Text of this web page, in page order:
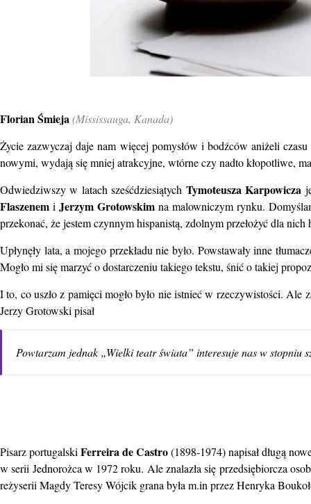
Florian Śmieja(Mississauga, Kanada)
Życie zazwyczaj daje nam więcej pomysłów i bodźców aniżeli
nowymi, wydają się mniej atrakcyjne, wtórne czy nadto kłopotliwe,
Odwiedziwszy w latach sześćdziesiątych Tymoteusza Karpowicza
Flaszenem i Jerzym Grotowskimna malowniczym rynku.
przekonać, że jestem czynnym hispanistą, zdolnym przełożyć dla
Upłynęły lata, a mojego przekładu nie było. Powstawały inne
Mogło mi się marzyć o dostarczeniu takiego tekstu, śnić o takiej
I to, co uszło z pamięci mogło było nie istnieć w rzeczywistości.
Jerzy Grotowski pisał
Powtarzam jednak „Wielki teatr świata” interesuje nas w stopniu
Pisarz portugalski Ferreira de Castro(1898-1974) napisał długą
w serii Jednorożca w 1972 roku. Ale znalazła się przedsiębiorcza
reżyserii Magdy Teresy Wójcik grana była m.in przez Henryka